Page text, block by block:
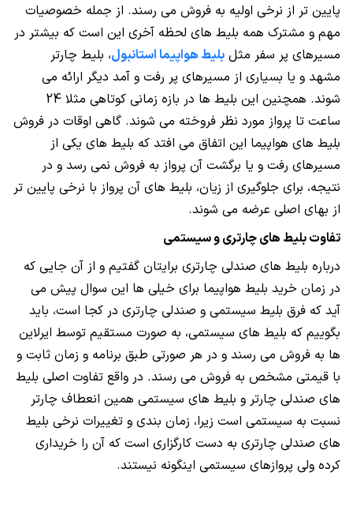
پایین تر از نرخی اولیه به فروش می رسند. از جمله خصوصیات
مهم و مشترک همه بلیط های لحظه آخری این است که بیشتر در
مسیرهای پر سفر مثل بلیط هواپیما استانبول، بلیط چارتر
مشهد و یا بسیاری از مسیرهای پر رفت و آمد دیگر ارائه می
شوند. همچنین این بلیط ها در بازه زمانی کوتاهی مثلا 24
ساعت تا پرواز مورد نظر فروخته می شوند. گاهی اوقات در فروش
بلیط های هواپیما این اتفاق می افتد که بلیط های یکی از
مسیرهای رفت و یا برگشت آن پرواز به فروش نمی رسد و در
نتیجه، برای جلوگیری از زیان، بلیط های آن پرواز با نرخی پایین تر
از بهای اصلی عرضه می شوند.
تفاوت بلیط های چارتری و سیستمی
درباره بلیط های صندلی چارتری برایتان گفتیم و از آن جایی که
در زمان خرید بلیط هواپیما برای خیلی ها این سوال پیش می
آید که فرق بلیط سیستمی و صندلی چارتری در کجا است، باید
بگوییم که بلیط های سیستمی، به صورت مستقیم توسط ایرلاین
ها به فروش می رسند و در هر صورتی طبق برنامه و زمان ثابت و
با قیمتی مشخص به فروش می رسند. در واقع تفاوت اصلی بلیط
های صندلی چارتر و بلیط های سیستمی همین انعطاف چارتر
نسبت به سیستمی است زیرا، زمان بندی و تغییرات نرخی بلیط
های صندلی چارتری به دست کارگزاری است که آن را خریداری
کرده ولی پروازهای سیستمی اینگونه نیستند.